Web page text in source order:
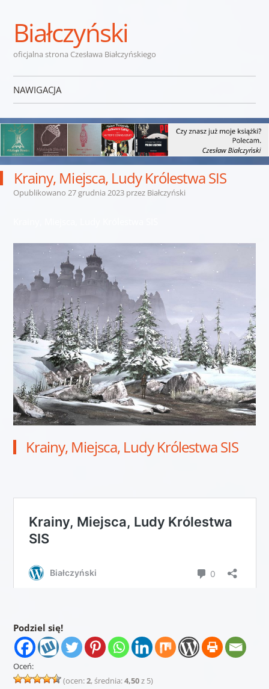
Białczyński
oficjalna strona Czesława Białczyńskiego
NAWIGACJA
Krainy, Miejsca, Ludy Królestwa SIS
Opublikowano 27 grudnia 2023przez Białczyński
Krainy, Miejsca, Ludy Królestwa SIS
Podziel się!
Oceń:
(ocen:2, średnia:4,50z 5)